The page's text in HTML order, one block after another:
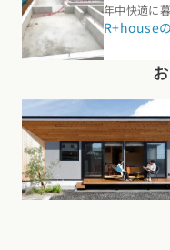
年中快適に
R+house